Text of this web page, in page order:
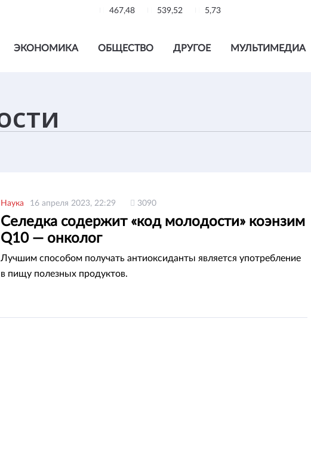
467,48 539,52 5,73
ЭКОНОМИКА ОБЩЕСТВО ДРУГОЕ МУЛЬТИМЕДИА
Наука 16 апреля 2023, 22:29 3090
Селедка содержит «код молодости» коэнзим
Q10 — онколог
Лучшим способом получать антиоксиданты является употребление
в пищу полезных продуктов.